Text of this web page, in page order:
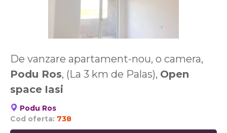
De vanzare apartament-nou, o camera,
Podu Ros, (La 3 km de Palas), Open
space Iasi
Podu Ros
Cod oferta: 738